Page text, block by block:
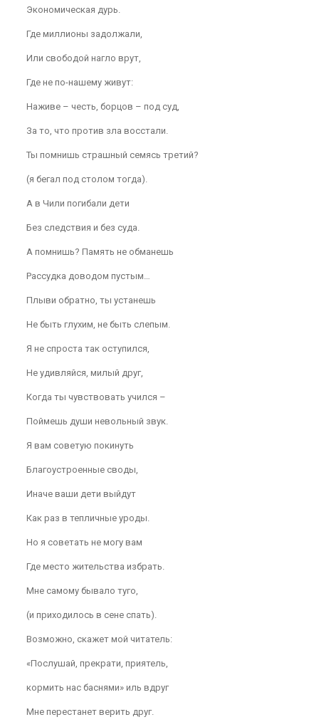
Экономическая дурь.
Где миллионы задолжали,
Или свободой нагло врут,
Где не по-нашему живут:
Наживе – честь, борцов – под суд,
За то, что против зла восстали.
Ты помнишь страшный семясь третий?
(я бегал под столом тогда).
А в Чили погибали дети
Без следствия и без суда.
А помнишь? Память не обманешь
Рассудка доводом пустым…
Плыви обратно, ты устанешь
Не быть глухим, не быть слепым.
Я не спроста так оступился,
Не удивляйся, милый друг,
Когда ты чувствовать учился –
Поймешь души невольный звук.
Я вам советую покинуть
Благоустроенные своды,
Иначе ваши дети выйдут
Как раз в тепличные уроды.
Но я советать не могу вам
Где место жительства избрать.
Мне самому бывало туго,
(и приходилось в сене спать).
Возможно, скажет мой читатель:
«Послушай, прекрати, приятель,
кормить нас баснями» иль вдруг
Мне перестанет верить друг.